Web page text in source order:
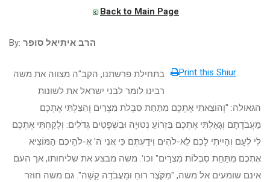
Back to Main Page
By: הרב איתיאל סופר
Print this Shiur
בתחילת פרשתנו, הקב"ה מצווה את משה
רבינו לומר לבני ישראל את לשונות
הגאולה: "וְהוֹצֵאתִי אֶתְכֶם מִתַּחַת סִבְלֹת מִצְרַיִם וְהִצַּלְתִּי אֶתְכֶם
מֵעֲבֹדָתָם וְגָאַלְתִּי אֶתְכֶם בִּזְרוֹעַ נְטוּיָה וּבִשְׁפָטִים גְּדֹלִים: וְלָקַחְתִּי אֶתְכֶם
לִי לְעָם וְהָיִיתִי לָכֶם לֵא-לֹהִים וִידַעְתֶּם כִּי אֲנִי ה' אֱ-לֹהֵיכֶם הַמּוֹצִיא
אֶתְכֶם מִתַּחַת סִבְלוֹת מִצְרָיִם" וכו'. משה מבצע את שליחותו, אך העם
אינם שומעים אל משה, "מִקֹּצֶר רוּחַ וּמֵעֲבֹדָה קָשָׁה". גם משה חוזר